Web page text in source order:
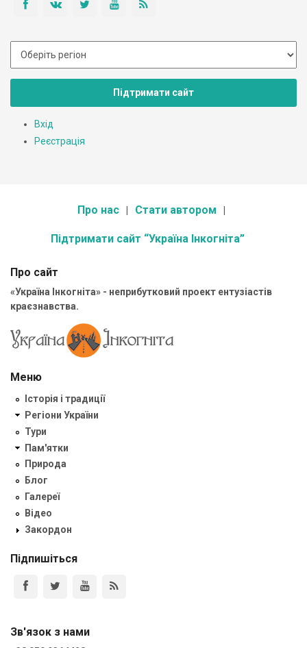
Підтримати сайт
Вхід
Реєстрація
Про нас Стати автором
Підтримати сайт “Україна Інкогніта”
Про сайт
«Україна Інкогніта» - неприбутковий проект ентузіастів
краєзнавства.
Меню
Історія і традиції
Регіони України
Тури
Пам'ятки
Природа
Блог
Галереї
Відео
Закордон
Підпишіться
Зв'язок з нами